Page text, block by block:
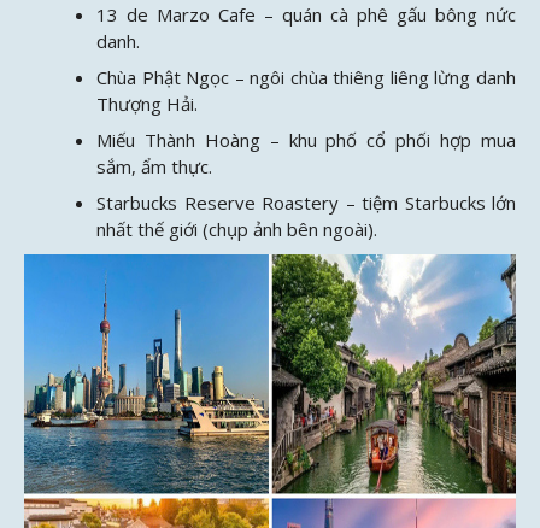
13 de Marzo Cafe – quán cà phê gấu bông nức
danh.
Chùa Phật Ngọc – ngôi chùa thiêng liêng lừng danh
Thượng Hải.
Miếu Thành Hoàng – khu phố cổ phối hợp mua
sắm, ẩm thực.
Starbucks Reserve Roastery – tiệm Starbucks lớn
nhất thế giới (chụp ảnh bên ngoài).